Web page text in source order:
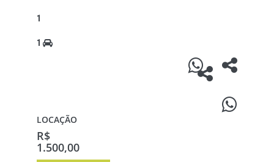
1
1
LOCAÇÃO
R$
1.500,00